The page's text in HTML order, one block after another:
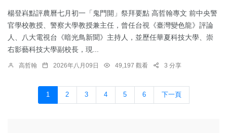
楊登嵙點評農曆七月初一「鬼門開」祭拜要點 高哲翰專文 前中央警
官學校教授、警察大學教授兼主任，曾任台視《臺灣變色龍》評論
人、八大電視台《暗光鳥新聞》主持人，並歷任華夏科技大學、崇
右影藝科技大學副校長，現...
高哲翰 2026年八月09日 49,197 觀看 3 分享
1 2 3 4 5 6 下一頁